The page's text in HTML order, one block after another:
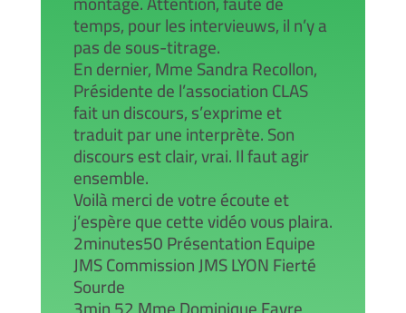
temps, pour les intervieuws, il n’y a
pas de sous-titrage.
En dernier, Mme Sandra Recollon,
Présidente de l’association CLAS
fait un discours, s’exprime et
traduit par une interprète. Son
discours est clair, vrai. Il faut agir
ensemble.
Voilà merci de votre écoute et
j’espère que cette vidéo vous plaira.
2minutes50 Présentation Equipe
JMS Commission JMS LYON Fierté
Sourde